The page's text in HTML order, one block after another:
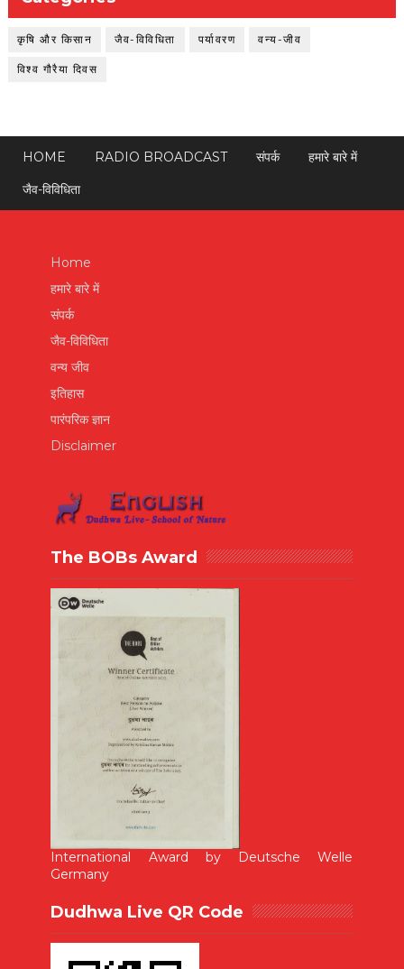
कृषि और किसान जैव-विविधिता पर्यावरण वन्य-जीव
विश्व गौरैया दिवस
HOME RADIO BROADCAST संपर्क
हमारे बारे में
जैव-विविधिता
Home
हमारे बारे में
संपर्क
जैव-विविधिता
वन्य जीव
इतिहास
पारंपरिक ज्ञान
Disclaimer
The BOBs Award
International Award by Deutsche Welle
Germany
Dudhwa Live QR Code